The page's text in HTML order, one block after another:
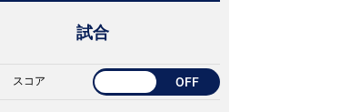
試合
スコア OFF